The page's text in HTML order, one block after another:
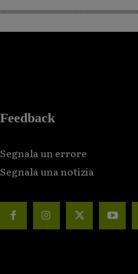
Feedback
Segnala un errore
Segnala una notizia